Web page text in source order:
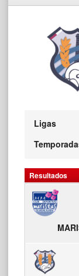
Ligas
Resultados